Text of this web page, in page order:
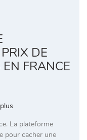
DE
FRANCE
La plateforme
pour cacher une